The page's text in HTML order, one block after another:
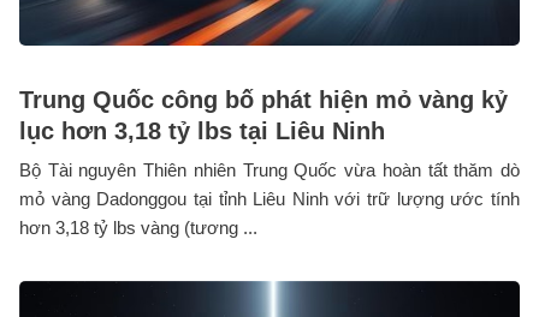
Trung Quốc công bố phát hiện mỏ vàng kỷ
lục hơn 3,18 tỷ lbs tại Liêu Ninh
Bộ Tài nguyên Thiên nhiên Trung Quốc vừa hoàn tất thăm dò
mỏ vàng Dadonggou tại tỉnh Liêu Ninh với trữ lượng ước tính
hơn 3,18 tỷ lbs vàng (tương ...